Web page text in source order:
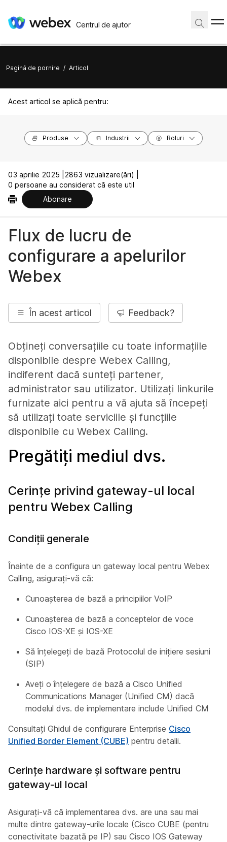
Centrul de ajutor
Pagină de pornire / Articol
Acest articol se aplică pentru:
Produse Industrii Roluri
03 aprilie 2025 |
2863 vizualizare(ări) |
0 persoane au considerat că este util
Abonare
Flux de lucru de
configurare a apelurilor
Webex
În acest articol Feedback?
Obțineți conversațiile cu toate informațiile
disponibile despre Webex Calling,
indiferent dacă sunteți partener,
administrator sau utilizator. Utilizați linkurile
furnizate aici pentru a vă ajuta să începeți
să utilizați toate serviciile și funcțiile
disponibile cu Webex Calling.
Pregătiți mediul dvs.
Cerințe privind gateway-ul local
pentru Webex Calling
Condiţii generale
Înainte de a configura un gateway local pentru Webex
Calling, asigurați-vă că:
Cunoașterea de bază a principiilor VoIP
Cunoașterea de bază a conceptelor de voce
Cisco IOS-XE și IOS-XE
Să înțelegeți de bază Protocolul de inițiere sesiuni
(SIP)
Aveți o înțelegere de bază a Cisco Unified
Communications Manager (Unified CM) dacă
modelul dvs. de implementare include Unified CM
Consultați Ghidul de configurare Enterprise Cisco
Unified Border Element (CUBE) pentru detalii.
Cerințe hardware și software pentru
gateway-ul local
Asigurați-vă că implementarea dvs. are una sau mai
multe dintre gateway-urile locale (Cisco CUBE (pentru
conectivitate bazată pe IP) sau Cisco IOS Gateway